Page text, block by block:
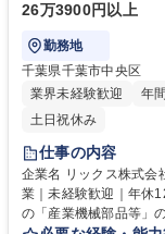
26万3900円以上
勤務地
千葉県千葉市中央区
業界未経験歓迎
年
土日祝休み
仕事の内容
企業名 リックス株式会社 求人名 【千葉】製造業向け設備機器・部
業｜未経験歓迎｜年休125日・賞与8ヶ
の「産業機械部品等」